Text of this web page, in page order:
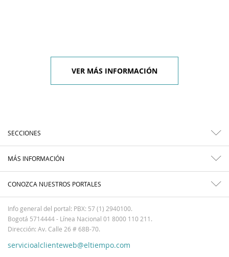
VER MÁS INFORMACIÓN
SECCIONES
MÁS INFORMACIÓN
CONOZCA NUESTROS PORTALES
Info general del portal: PBX: 57 (1) 2940100.
Bogotá 5714444 - Línea Nacional 01 8000 110 211.
Dirección: Av. Calle 26 # 68B-70.
servicioalclienteweb@eltiempo.com